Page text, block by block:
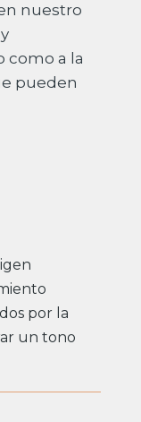
nuestro
como a la
pueden
​​por la
un tono